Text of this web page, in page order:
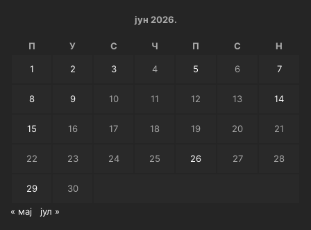
јун 2026.
П У С Ч П С Н
1 2 3 4 5 6 7
8 9 10 11 12 13 14
15 16 17 18 19 20 21
22 23 24 25 26 27 28
29 30
« мај јул »